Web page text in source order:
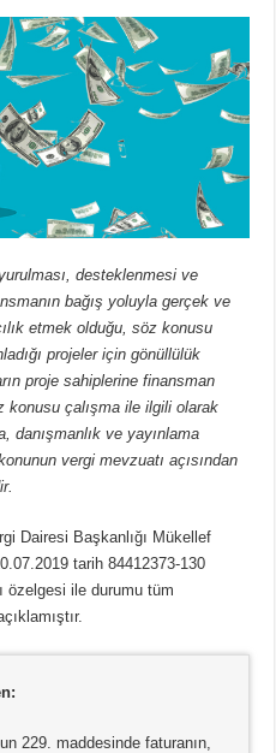
desteklenmesi ve
bağış yoluyla gerçek ve
etmek olduğu, söz konusu
projeler için gönüllülük
proje sahiplerine finansman
konusu çalışma ile ilgili olarak
danışmanlık ve yayınlama
vergi mevzuatı açısından
Dairesi Başkanlığı Mükellef
tarih 84412373-130
özelgesi ile durumu tüm
229. maddesinde faturanın,